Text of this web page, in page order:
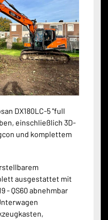
DX180LC-5 ''full
einschließlich 3D-
und komplettem
ausgestattet mit
- QS60 abnehmbar